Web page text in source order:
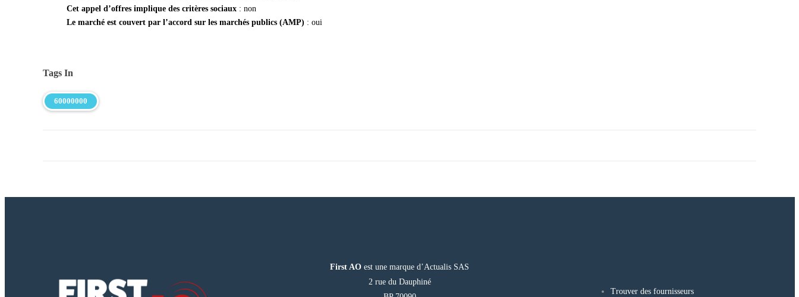
Cet appel d’offres implique des critères sociaux : non
Le marché est couvert par l’accord sur les marchés publics (AMP) : oui
Tags In
60000000
First AO est une marque d’Actualis SAS
2 rue du Dauphiné
Trouver des fournisseurs